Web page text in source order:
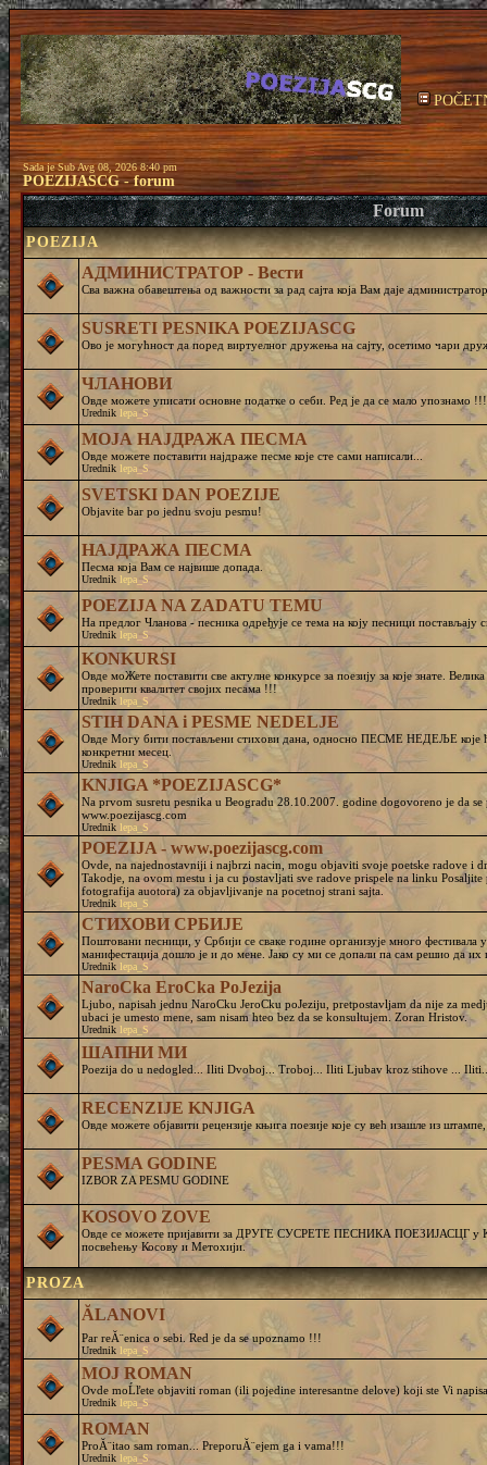
Sada je Sub Avg 08, 2026 8:40 pm
POEZIJASCG - forum
Forum
POEZIJA
АДМИНИСТРАТОР - Вести
Сва важна обавештења од важности за рад сајта која Вам даје
SUSRETI PESNIKA POEZIJASCG
Ово је могућност да поред виртуелног дружења на сајту, осетимо
ЧЛАНОВИ
Овде можете уписати основне податке о себи. Ред је да се мало упознамо !!!
Urednik lepa_S
МОЈА НАЈДРАЖА ПЕСМА
Овде можете поставити најдраже песме које сте сами написали...
Urednik lepa_S
SVETSKI DAN POEZIJE
Objavite bar po jednu svoju pesmu!
НАЈДРАЖА ПЕСМА
Песма која Вам се највише допада.
Urednik lepa_S
POEZIJA NA ZADATU TEMU
На предлог Чланова - песника одређује се тема на коју песници
Urednik lepa_S
KONKURSI
Овде моЖете поставити све актулне конкурсе за поезију за које знате.
проверити квалитет својих песама !!!
Urednik lepa_S
STIH DANA i PESME NEDELJE
Овде Могу бити постављени стихови дана, односно ПЕСМЕ НЕДЕЉЕ које
конкретни месец.
Urednik lepa_S
KNJIGA *POEZIJASCG*
Na prvom susretu pesnika u Beogradu 28.10.2007. godine dogovoreno je da
www.poezijascg.com
Urednik lepa_S
POEZIJA - www.poezijascg.com
Ovde, na najednostavniji i najbrzi nacin, mogu objaviti svoje poetske radove i
Takodje, na ovom mestu i ja cu postavljati sve radove prispele na linku
fotografija auotora) za objavljivanje na pocetnoj strani sajta.
Urednik lepa_S
СТИХОВИ СРБИЈЕ
Поштовани песници, у Србији се сваке године организује много фестивала
манифестација дошло је и до мене. Јако су ми се допали па сам решио да
Urednik lepa_S
NaroCka EroCka PoJezija
Ljubo, napisah jednu NaroCku JeroCku poJeziju, pretpostavljam da nije za
ubaci je umesto mene, sam nisam hteo bez da se konsultujem. Zoran Hristov.
Urednik lepa_S
ШАПНИ МИ
Poezija do u nedogled... Iliti Dvoboj... Troboj... Iliti Ljubav kroz stihove ...
RECENZIJE KNJIGA
Овде можете објавити рецензије књига поезије које су већ изашле из
PESMA GODINE
IZBOR ZA PESMU GODINE
KOSOVO ZOVE
Овде се можете пријавити за ДРУГЕ СУСРЕТЕ ПЕСНИКА ПОЕЗИЈАСЦГ у
посвећењу Косову и Метохији.
PROZA
ĂLANOVI
Par reĂ¨enica o sebi. Red je da se upoznamo !!!
Urednik lepa_S
MOJ ROMAN
Ovde moĹľete objaviti roman (ili pojedine interesantne delove) koji ste Vi
Urednik lepa_S
ROMAN
ProĂ¨itao sam roman... PreporuĂ¨ejem ga i vama!!!
Urednik lepa_S